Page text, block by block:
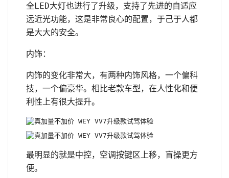
全LED大灯也进行了升级，支持了先进的自适应
远近光功能，这是非常良心的配置，于己于人都
是大大的安全。
内饰：
内饰的变化非常大，有两种内饰风格，一个偏科
技，一个偏豪华。相比老款车型，在人性化和便
利性上有很大提升。
最明显的就是中控，空调按键区上移，盲操更方
便。